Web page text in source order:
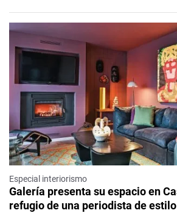
Especial interiorismo
Galería presenta su espacio en
refugio de una periodista de